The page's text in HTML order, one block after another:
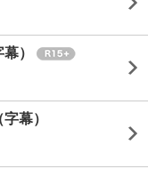
）
幕）